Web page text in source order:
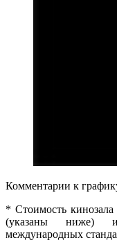
Комментарии к
* Стоимость
(указаны ниже) и
международных